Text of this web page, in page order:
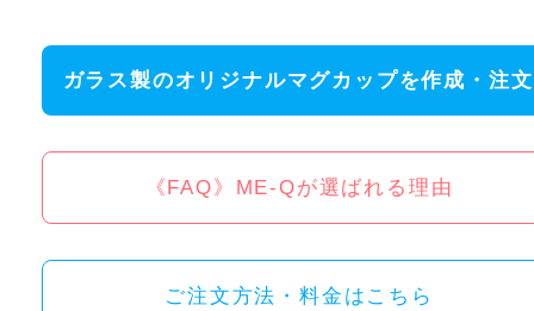
ガラス製のオリジナルマグカップを作成・注文
《FAQ》ME-Qが選ばれる理由
ご注文方法・料金はこちら